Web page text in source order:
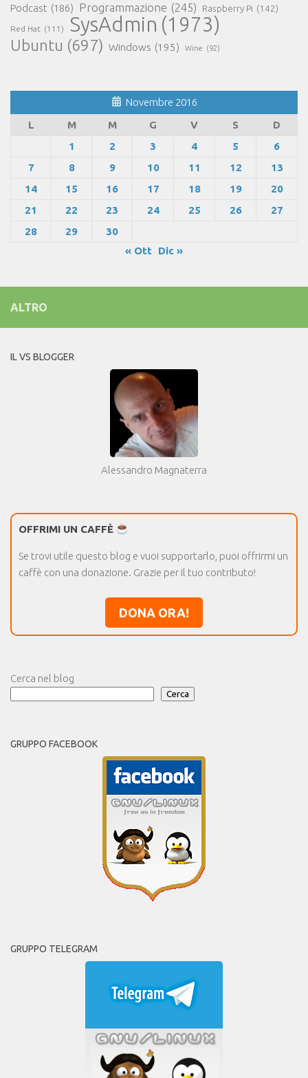
Podcast (186) Programmazione (245) Raspberry Pi (142)
Red Hat (111) SysAdmin (1973)
Ubuntu (697) Windows (195) Wine (92)
Novembre 2016
L
M M G V S
D
1
2 3 4 5
6
7
8 9 10 11 12
13
14
15 16 17 18 19
20
21
22 23 24 25 26
27
28
29
30
« Ott
Dic »
ALTRO
IL VS BLOGGER
Alessandro Magnaterra
OFFRIMI UN CAFFÈ
Se trovi utile questo blog e vuoi supportarlo, puoi offrirmi un
caffè con una donazione. Grazie per il tuo contributo!
DONA ORA!
Cerca nel blog
Cerca
GRUPPO FACEBOOK
GRUPPO TELEGRAM